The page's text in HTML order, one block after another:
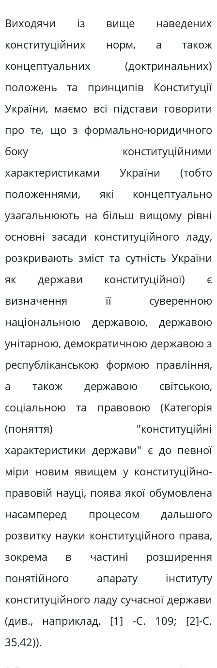
Виходячи із вище наведених
конституційних норм, а також
концептуальних (доктринальних)
положень та принципів Конституції
України, маємо всі підстави говорити
про те, що з формально-юридичного
боку конституційними
характеристиками України (тобто
положеннями, які концептуально
узагальнюють на більш вищому рівні
основні засади конституційного ладу,
розкривають зміст та сутність України
як держави конституційної) є
визначення її суверенною
національною державою, державою
унітарною, демократичною державою з
республіканською формою правління,
а також державою світською,
соціальною та правовою (Категорія
(поняття) "конституційні
характеристики держави" є до певної
міри новим явищем у конституційно-
правовій науці, поява якої обумовлена
насамперед процесом дальшого
розвитку науки конституційного права,
зокрема в частині розширення
понятійного апарату інституту
конституційного ладу сучасної держави
(див., наприклад, [1] -С. 109; [2]-С.
35,42)).